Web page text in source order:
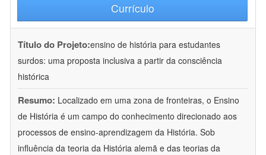
Currículo
Título do Projeto:ensino de história para estudantes
surdos: uma proposta inclusiva a partir da consciência
histórica
Resumo: Localizado em uma zona de fronteiras, o Ensino
de História é um campo do conhecimento direcionado aos
processos de ensino-aprendizagem da História. Sob
influência da teoria da História alemã e das teorias da